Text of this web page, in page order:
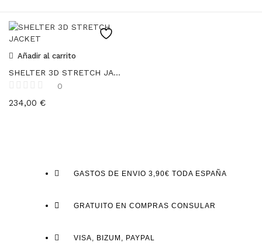
Añadir al carrito
SHELTER 3D STRETCH JACKET
0
234,00 €
GASTOS DE ENVIO 3,90€ TODA ESPAÑA
GRATUITO EN COMPRAS CONSULAR
VISA, BIZUM, PAYPAL